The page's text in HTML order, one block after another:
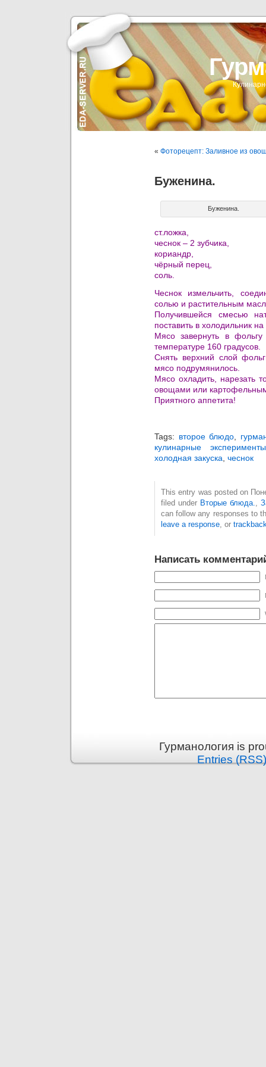
« Фоторецепт: Заливное из
Буженина.
Буженина.
ст.ложка,
чеснок – 2 зубчика,
кориандр,
чёрный перец,
соль.
Чеснок измельчить,
солью и растительным
Получившейся смесью
поставить в холодильник
Мясо завернуть в
температуре 160 градусов.
Снять верхний слой
мясо подрумянилось.
Мясо охладить, нарезать
овощами или
Приятного аппетита!
Tags: второе блюдо,
кулинарные эксперименты
холодная закуска, чеснок
This entry was posted on
filed under Вторые блюда.,
can follow any responses to
leave a response, or
Написать
Гурманология is
Entries (RSS)